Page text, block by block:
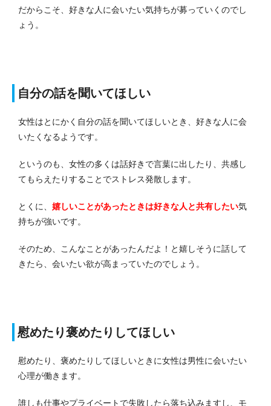
だからこそ、好きな人に会いたい気持ちが募っていくのでし
ょう。
自分の話を聞いてほしい
女性はとにかく自分の話を聞いてほしいとき、好きな人に会
いたくなるようです。
というのも、女性の多くは話好きで言葉に出したり、共感し
てもらえたりすることでストレス発散します。
とくに、 嬉しいことがあったときは好きな人と共有したい気
持ちが強いです。
そのため、こんなことがあったんだよ！と嬉しそうに話して
きたら、会いたい欲が高まっていたのでしょう。
慰めたり褒めたりしてほしい
慰めたり、褒めたりしてほしいときに女性は男性に会いたい
心理が働きます。
誰しも仕事やプライベートで失敗したら落ち込みますし、モ